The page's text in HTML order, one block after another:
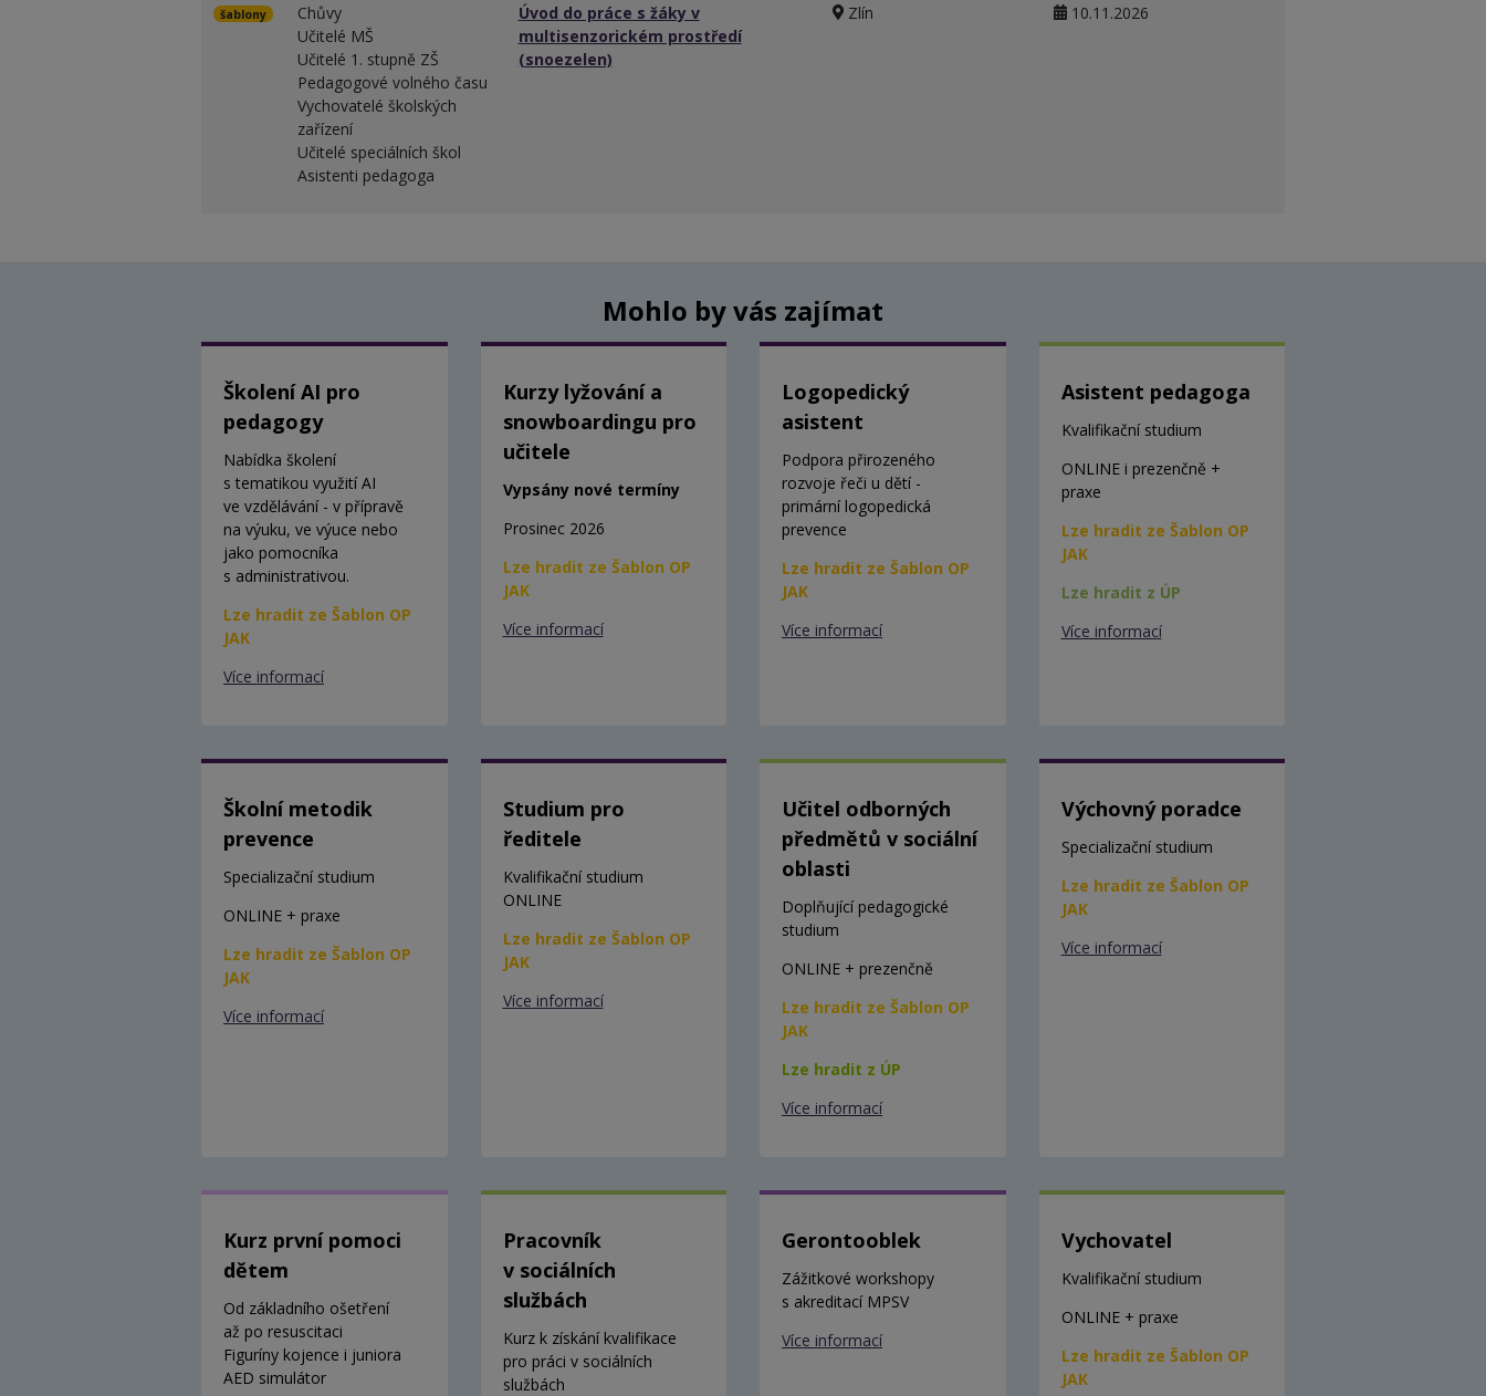
šablony
Chůvy
Učitelé MŠ
Učitelé 1. stupně ZŠ
Pedagogové volného času
Vychovatelé školských
zařízení
Učitelé speciálních škol
Asistenti pedagoga
Úvod do práce s žáky v
multisenzorickém prostředí
(snoezelen)
Zlín 10.11.2026
Mohlo by vás zajímat
Školení AI pro
pedagogy
Nabídka školení
s tematikou využití AI
ve vzdělávání - v přípravě
na výuku, ve výuce nebo
jako pomocníka
s administrativou.
Lze hradit ze Šablon OP
JAK
Více informací
Kurzy lyžování a
snowboardingu pro
učitele
Vypsány nové termíny
Prosinec 2026
Lze hradit ze Šablon OP
JAK
Více informací
Logopedický
asistent
Podpora přirozeného
rozvoje řeči u dětí -
primární logopedická
prevence
Lze hradit ze Šablon OP
JAK
Více informací
Asistent pedagoga
Kvalifikační studium
ONLINE i prezenčně +
praxe
Lze hradit ze Šablon OP
JAK
Lze hradit z ÚP
Více informací
Školní metodik
prevence
Specializační studium
ONLINE + praxe
Lze hradit ze Šablon OP
JAK
Více informací
Studium pro
ředitele
Kvalifikační studium
ONLINE
Lze hradit ze Šablon OP
JAK
Více informací
Učitel odborných
předmětů v sociální
oblasti
Doplňující pedagogické
studium
ONLINE + prezenčně
Lze hradit ze Šablon OP
JAK
Lze hradit z ÚP
Více informací
Výchovný poradce
Specializační studium
Lze hradit ze Šablon OP
JAK
Více informací
Kurz první pomoci
dětem
Od základního ošetření
až po resuscitaci
Figuríny kojence i juniora
AED simulátor
Pracovník
v sociálních
službách
Kurz k získání kvalifikace
pro práci v sociálních
službách
Gerontooblek
Zážitkové workshopy
s akreditací MPSV
Více informací
Vychovatel
Kvalifikační studium
ONLINE + praxe
Lze hradit ze Šablon OP
JAK